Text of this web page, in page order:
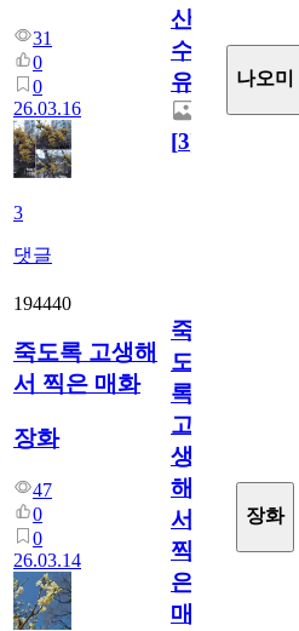
31
0
0
26.03.16
3
댓글
산
수
유
[3]
나오미
194440
죽도록 고생해
서 찍은 매화
장화
47
0
0
26.03.14
죽
도
록
고
생
해
서
찍
은
매
장화